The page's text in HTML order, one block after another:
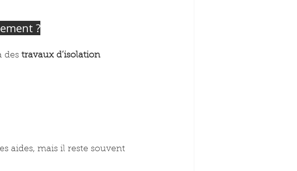
?
des travaux d’isolation
aides, mais il reste souvent